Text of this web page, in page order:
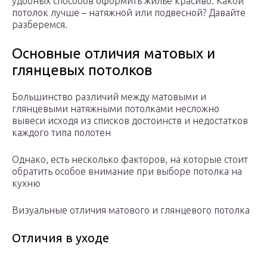
потолок лучше – натяжной или подвесной? Давайте
разберемся.
Основные отличия матовых и
глянцевых потолков
Большинство различий между матовыми и
глянцевыми натяжными потолками несложно
вывеси исходя из списков достоинств и недостатков
каждого типа полотен
Однако, есть несколько факторов, на которые стоит
обратить особое внимание при выборе потолка на
кухню
Визуальные отличия матового и глянцевого потолка
Отличия в уходе